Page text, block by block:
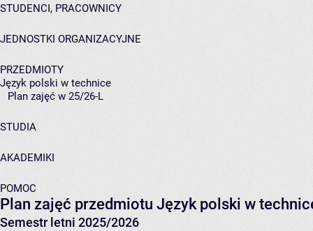
STUDENCI, PRACOWNICY
JEDNOSTKI ORGANIZACYJNE
PRZEDMIOTY
Język polski w technice
Plan zajęć w 25/26-L
STUDIA
AKADEMIKI
POMOC
Plan zajęć przedmiotu Język polski w
Semestr letni 2025/2026